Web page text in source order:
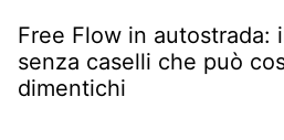
Free Flow in autostrada:
senza caselli che può
dimentichi